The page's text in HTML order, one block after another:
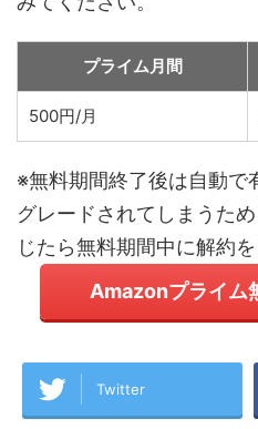
プライム月間
500円/月
※無料期間終了後は自動で
グレードされてしまうた
じたら無料期間中に解約を
Amazonプライム
Twitter